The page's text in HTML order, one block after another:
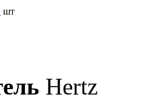
шт
Hertz